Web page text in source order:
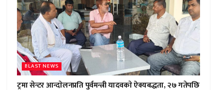
BLAST NEWS
ट्रमा सेन्टर आन्दाेलनप्रति पुर्वमन्त्री यादवकाे ऐक्यबद्धता, २७ गतेपछि